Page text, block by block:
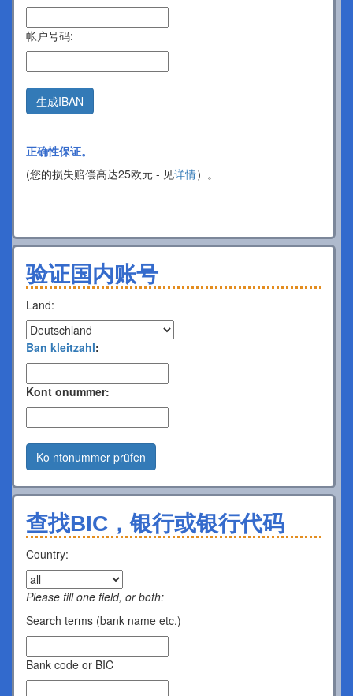
帐户号码:
生成IBAN
正确性保证。
(您的损失赔偿高达25欧元 - 见详情）。
验证国内账号
Land:
Ban kleitzahl:
Kont onummer:
Ko ntonummer prüfen
查找BIC，银行或银行代码
Country:
Please fill one field, or both:
Search terms (bank name etc.)
Bank code or BIC